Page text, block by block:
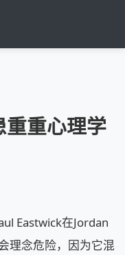
重心理学
Eastwick在Jordan
理念危险，因为它混